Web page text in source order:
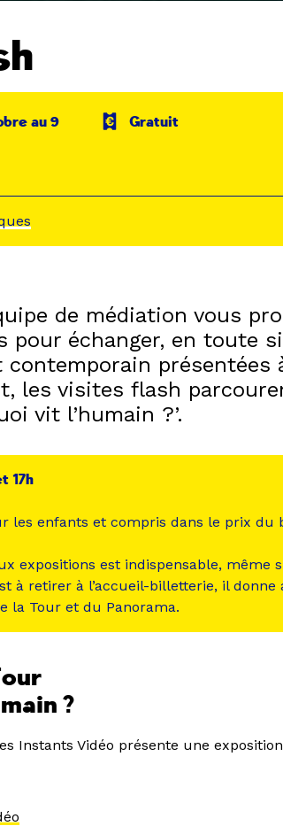
au 9
Gratuit
de médiation vous
pour échanger, en toute
contemporain présentées
les visites flash
vit l’humain ?’.
17h
les enfants et compris dans le prix du
expositions est indispensable, même
à retirer à l’accueil-billetterie, il donne
la Tour et du Panorama.
?
Instants Vidéo présente une